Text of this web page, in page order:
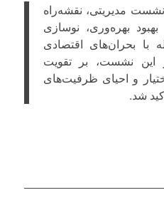
مدیریتی، نقشه‌راه
بهره‌وری، نوسازی
با بحران‌های اقتصادی
این نشست، بر تقویت
و احیای ظرفیت‌های
شد.